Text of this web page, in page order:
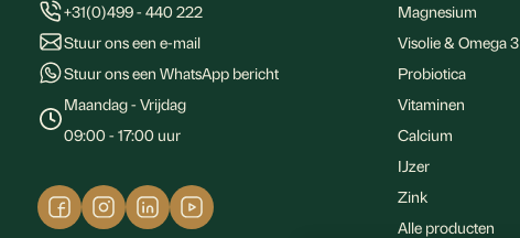
+31(0)499 - 440 222
Stuur ons een e-mail
Stuur ons een WhatsApp bericht
Maandag - Vrijdag
09:00 - 17:00 uur
Magnesium
Visolie & Omega 3
Probiotica
Vitaminen
Calcium
IJzer
Zink
Alle producten